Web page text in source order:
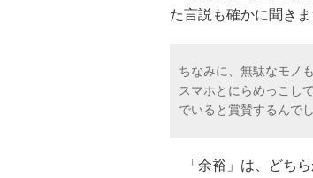
た言説も確かに聞き
ちなみに、無駄なモノ
スマホとにらめっこし
でいると賞賛するんで
「余裕」は、どちら